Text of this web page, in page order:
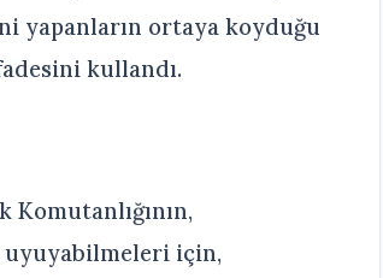
yapanların ortaya koyduğu
kullandı.
uyuyabilmeleri için,